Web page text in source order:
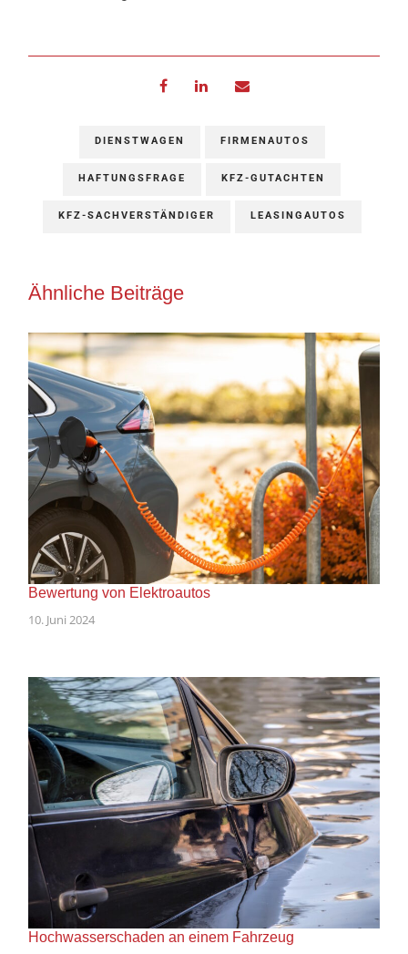
DIENSTWAGEN FIRMENAUTOS
HAFTUNGSFRAGE KFZ-GUTACHTEN
KFZ-SACHVERSTÄNDIGER LEASINGAUTOS
Ähnliche Beiträge
Bewertung von Elektroautos
10. Juni 2024
Hochwasserschaden an einem Fahrzeug